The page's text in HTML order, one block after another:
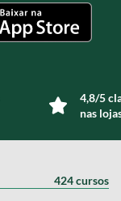
4,8/5
nas
424 cursos